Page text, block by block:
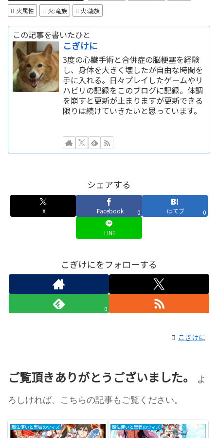
火属性
火:竜族 火:龍族
この記事を書いたひと
こぎけに
3度の心臓手術と合併症の脳梗塞を経験
し、身体を大きく壊したが自由な時間を
手に入れる。日々プレイしたゲームやリ
ハビリの記録をこのブログに記録。体調
を崩すと更新が止まりますが更新できる
限りは続けていきたいと思っています。
シェアする
X Facebook 0 はてブ 0
LINE
こぎけにをフォローする
0
こぎけに
ご覧頂きありがとうございました。
よ
ろしければ、こちらの記事もご覧ください。
魔法使いと黒猫のウィズ 魔法使いと黒猫のウィズ